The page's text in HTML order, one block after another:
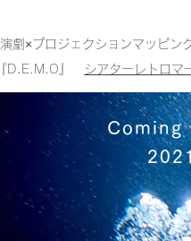
[演劇×プロジェクションマッピン
『D.E.M.O』
シアターレトロマ
​Coming